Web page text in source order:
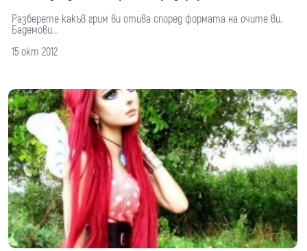
Разберете какъв грим ви отива според формата на очите ви.
Бадемови...
15 окт 2012